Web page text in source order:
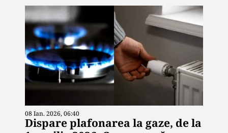
08 Ian. 2026, 06:40
Dispare plafonarea la gaze, de la